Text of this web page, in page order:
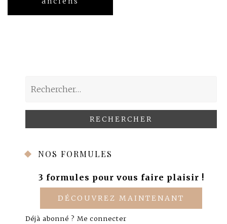
NOS FORMULES
3 formules pour vous faire plaisir !
DÉCOUVREZ MAINTENANT
Déjà abonné ? Me connecter